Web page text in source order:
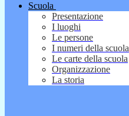
Scuola
Presentazione
I luoghi
Le persone
I numeri della scuola
Le carte della scuola
Organizzazione
La storia